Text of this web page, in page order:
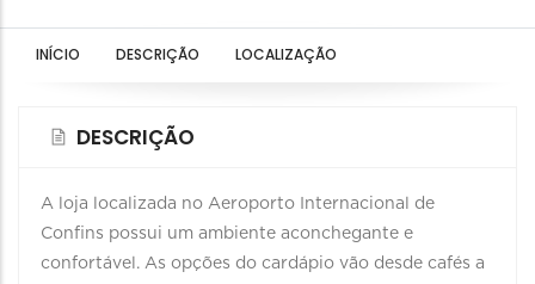
INÍCIO DESCRIÇÃO LOCALIZAÇÃO
DESCRIÇÃO
A loja localizada no Aeroporto Internacional de
Confins possui um ambiente aconchegante e
confortável. As opções do cardápio vão desde cafés a